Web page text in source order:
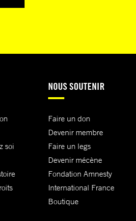
soi
NOUS SOUTENIR
Faire un don
Devenir membre
Faire un legs
Devenir mécène
Fondation Amnesty
International France
Boutique